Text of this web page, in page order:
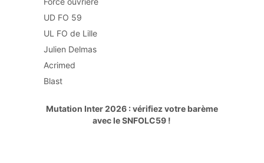
UD FO 59
UL FO de Lille
Julien Delmas
Acrimed
Blast
Mutation Inter 2026 : vérifiez votre barème
avec le SNFOLC59 !